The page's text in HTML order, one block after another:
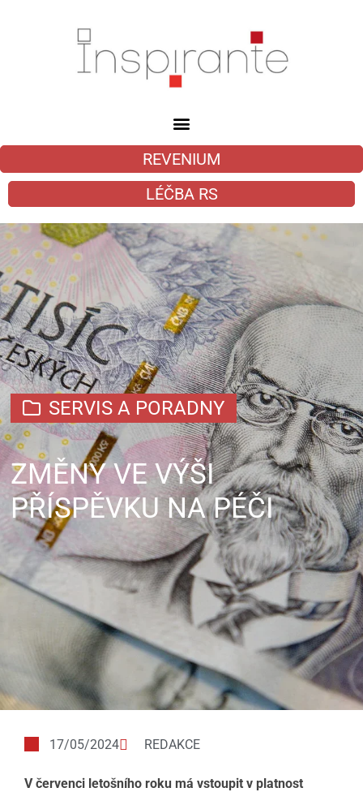
REVENIUM
LÉČBA RS
SERVIS A PORADNY
ZMĚNY VE VÝŠI
PŘÍSPĚVKU NA PÉČI
17/05/2024 REDAKCE
V červenci letošního roku má vstoupit v platnost